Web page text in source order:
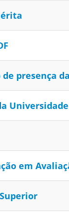
presença
em